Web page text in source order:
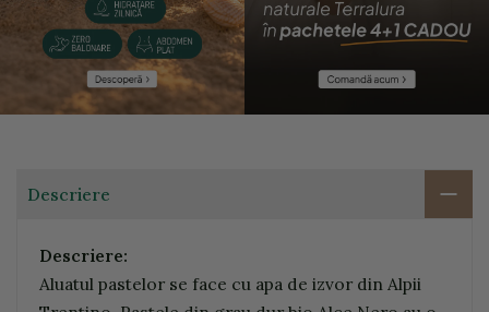
Descriere
Descriere:
Aluatul pastelor se face cu apa de izvor din Alpii